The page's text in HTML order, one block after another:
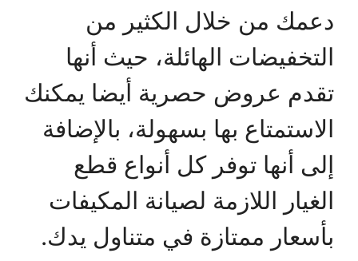
دعمك من خلال الكثير من
التخفيضات الهائلة، حيث أنها
تقدم عروض حصرية أيضا يمكنك
الاستمتاع بها بسهولة، بالإضافة
إلى أنها توفر كل أنواع قطع
الغيار اللازمة لصيانة المكيفات
بأسعار ممتازة في متناول يدك.